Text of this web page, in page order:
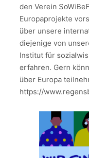
den Verein
Europaprojekte
über unsere
diejenige von
Institut für
erfahren. Gern
über Europa
https://